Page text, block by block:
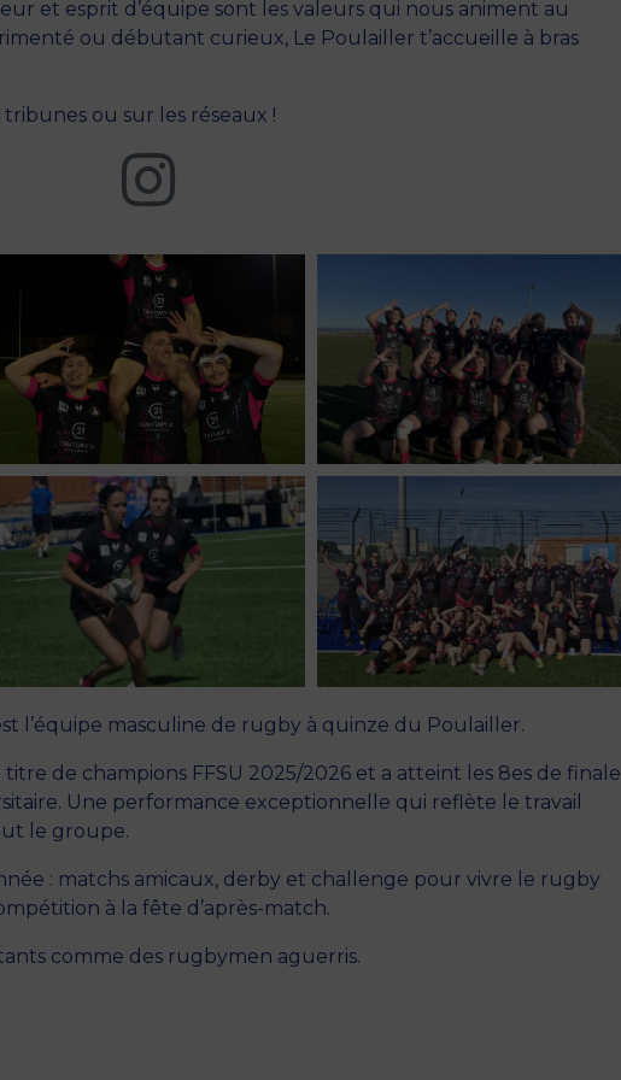
et esprit d’équipe sont les valeurs qui nous animent au
ou débutant curieux, Le Poulailler t’accueille à bras
ou sur les réseaux !
l’équipe masculine de rugby à quinze du Poulailler.
titre de champions FFSU 2025/2026 et a atteint les 8es de finale
Une performance exceptionnelle qui reflète le travail
le groupe.
: matchs amicaux, derby et challenge pour vivre le rugby
à la fête d’après-match.
comme des rugbymen aguerris.